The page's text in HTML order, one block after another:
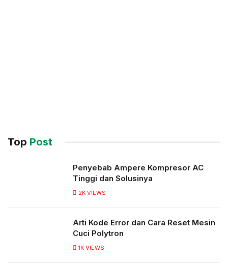
Top Post
Penyebab Ampere Kompresor AC
Tinggi dan Solusinya
2K VIEWS
Arti Kode Error dan Cara Reset Mesin
Cuci Polytron
1K VIEWS